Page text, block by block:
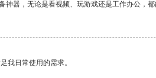
神器，无论是看视频、玩游戏还是工作办公，
我日常使用的需求。